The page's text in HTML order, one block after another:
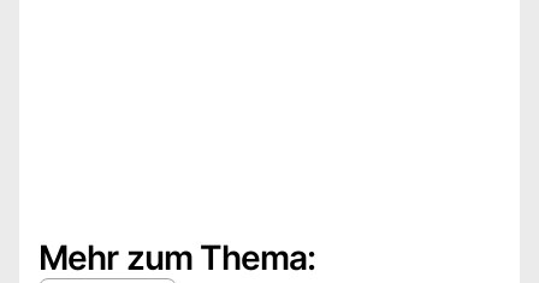
Mehr zum Thema: